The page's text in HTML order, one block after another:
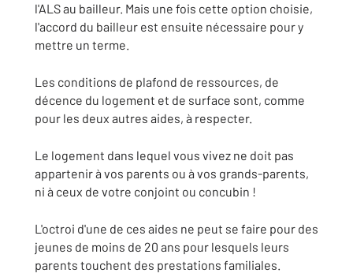
l'ALS au bailleur. Mais une fois cette option choisie,
l'accord du bailleur est ensuite nécessaire pour y
mettre un terme.
Les conditions de plafond de ressources, de
décence du logement et de surface sont, comme
pour les deux autres aides, à respecter.
Le logement dans lequel vous vivez ne doit pas
appartenir à vos parents ou à vos grands-parents,
ni à ceux de votre conjoint ou concubin !
L'octroi d'une de ces aides ne peut se faire pour des
jeunes de moins de 20 ans pour lesquels leurs
parents touchent des prestations familiales.